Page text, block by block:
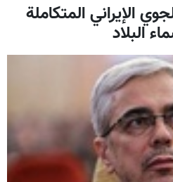
الإيراني المتكاملة
البلاد